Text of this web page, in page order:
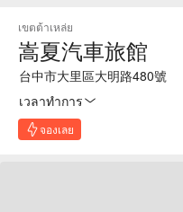
เขตต้าเหล่ย
嵩夏汽車旅館
台中市大里區大明路480號
เวลาทำการ
จองเลย